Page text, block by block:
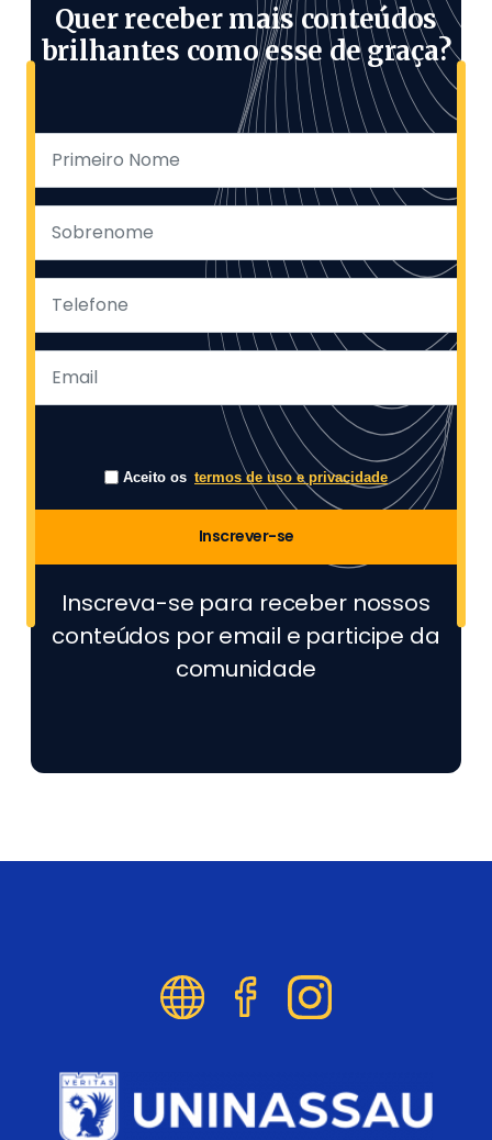
Quer receber mais conteúdos
brilhantes como esse de graça?
Aceito os termos de uso e privacidade
Inscrever-se
Inscreva-se para receber nossos
conteúdos por email e participe da
comunidade